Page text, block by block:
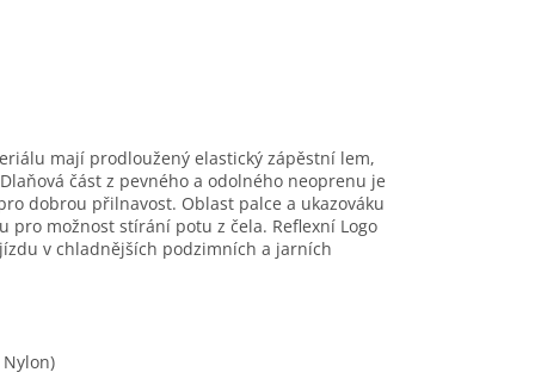
mají prodloužený elastický zápěstní lem,
část z pevného a odolného neoprenu je
dobrou přilnavost. Oblast palce a ukazováku
pro možnost stírání potu z čela. Reflexní Logo
v chladnějších podzimních a jarních
Nylon)